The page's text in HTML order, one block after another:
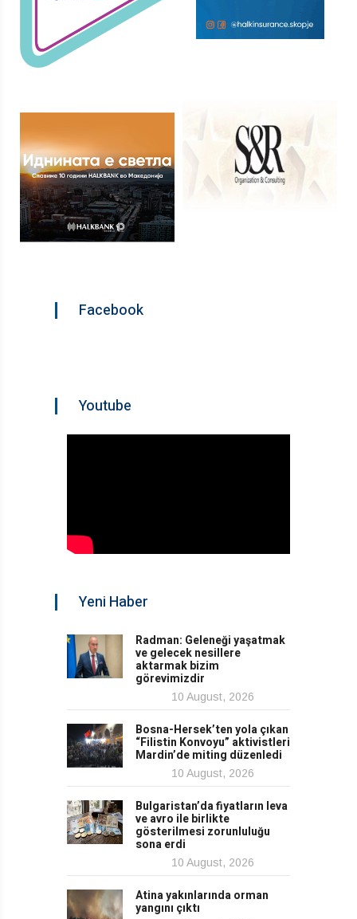
Facebook
Youtube
Yeni Haber
Radman: Geleneği yaşatmak
ve gelecek nesillere
aktarmak bizim
görevimizdir
10 August, 2026
Bosna-Hersek’ten yola çıkan
“Filistin Konvoyu” aktivistleri
Mardin’de miting düzenledi
10 August, 2026
Bulgaristan’da fiyatların leva
ve avro ile birlikte
gösterilmesi zorunluluğu
sona erdi
10 August, 2026
Atina yakınlarında orman
yangını çıktı